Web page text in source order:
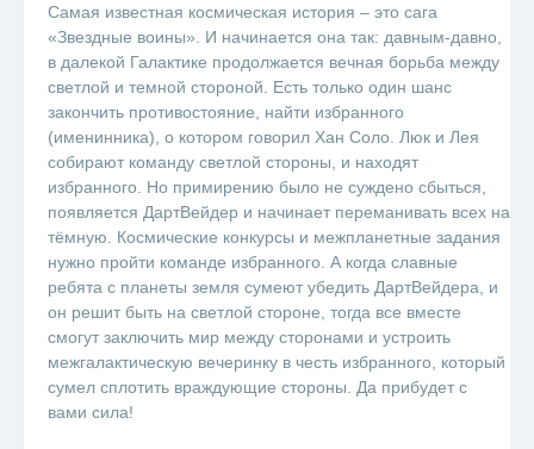
Самая известная космическая история – это сага
«Звездные воины». И начинается она так: давным-давно,
в далекой Галактике продолжается вечная борьба между
светлой и темной стороной. Есть только один шанс
закончить противостояние, найти избранного
(именинника), о котором говорил Хан Соло. Люк и Лея
собирают команду светлой стороны, и находят
избранного. Но примирению было не суждено сбыться,
появляется ДартВейдер и начинает переманивать всех на
тёмную. Космические конкурсы и межпланетные задания
нужно пройти команде избранного. А когда славные
ребята с планеты земля сумеют убедить ДартВейдера, и
он решит быть на светлой стороне, тогда все вместе
смогут заключить мир между сторонами и устроить
межгалактическую вечеринку в честь избранного, который
сумел сплотить враждующие стороны. Да прибудет с
вами сила!